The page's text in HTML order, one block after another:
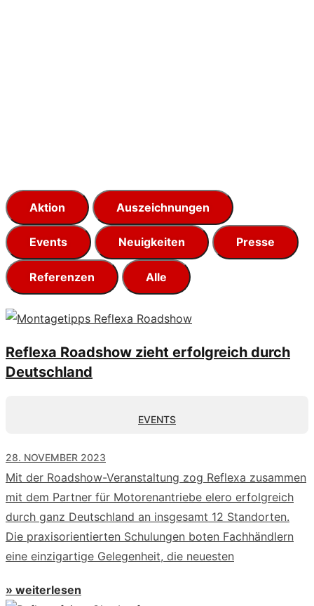
Aktion Auszeichnungen
Events Neuigkeiten Presse
Referenzen Alle
Reflexa Roadshow zieht erfolgreich durch
Deutschland
EVENTS
28. NOVEMBER 2023
Mit der Roadshow-Veranstaltung zog Reflexa zusammen
mit dem Partner für Motorenantriebe elero erfolgreich
durch ganz Deutschland an insgesamt 12 Standorten.
Die praxisorientierten Schulungen boten Fachhändlern
eine einzigartige Gelegenheit, die neuesten
» weiterlesen